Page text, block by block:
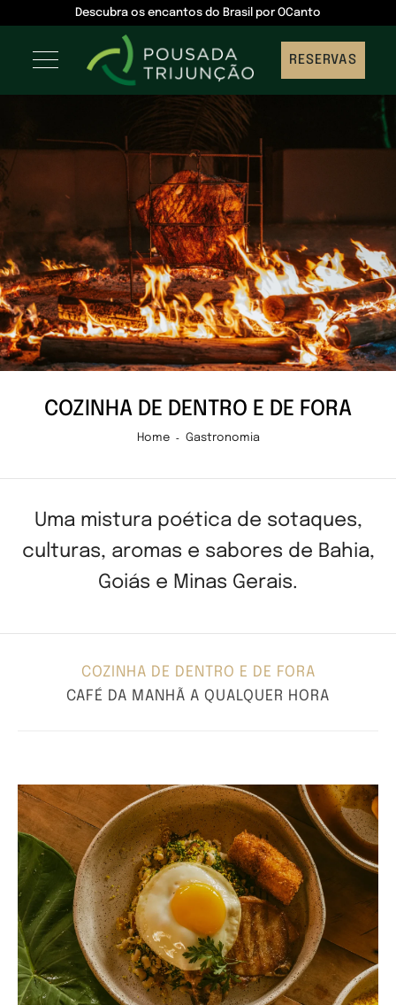
Descubra os encantos do Brasil por OCanto
RESERVAS
COZINHA DE DENTRO E DE FORA
Home Gastronomia
Uma mistura poética de sotaques,
culturas, aromas e sabores de Bahia,
Goiás e Minas Gerais.
COZINHA DE DENTRO E DE FORA
CAFÉ DA MANHÃ A QUALQUER HORA